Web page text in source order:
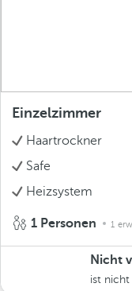
Einzelzimmer
Haartrockner
Safe
Heizsystem
1 Personen 1
Nicht
ist nicht